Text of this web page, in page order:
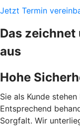
Jetzt Termin
Das zeichnet
aus
Hohe
Sie als Kunde
Entsprechend
Sorgfalt. Wir